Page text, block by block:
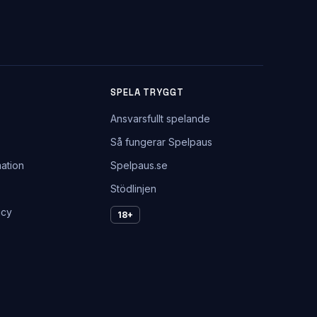
SPELA TRYGGT
Ansvarsfullt spelande
Så fungerar Spelpaus
Spelpaus.se
Stödlinjen
18+